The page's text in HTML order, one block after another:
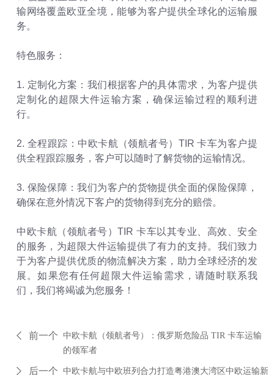
输网络覆盖欧亚全境，能够为客户提供全球化的运输服
务。
特色服务：
1. 定制化方案：我们根据客户的具体需求，为客户提供
定制化的超限大件运输方案，确保运输过程的顺利进
行。
2. 全程跟踪：中欧卡航（领航者号）TIR 卡车为客户提
供全程跟踪服务，客户可以随时了解货物的运输情况。
3. 保险保障：我们为客户的货物提供全面的保险保障，
确保在意外情况下客户的货物得到充分的赔偿。
中欧卡航（领航者号）TIR 卡车以其专业、高效、安全
的服务，为超限大件运输提供了有力的支持。我们致力
于为客户提供优质的物流解决方案，助力全球经济的发
展。如果您有任何超限大件运输需求，请随时联系我
们，我们将竭诚为您服务！
前一个
中欧卡航（领航者号）：俄罗斯危险品 TIR 卡车运输
的领军者
后一个 中欧卡航与中欧班列合力打造粤港澳大湾区中欧运输新